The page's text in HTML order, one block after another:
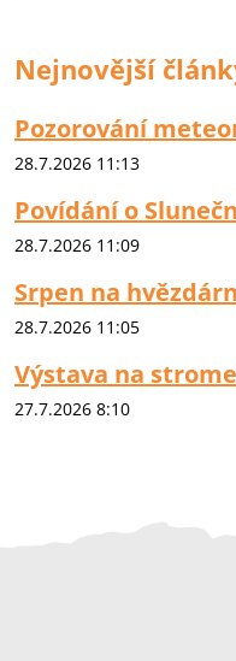
Nejnovější
Pozorování
28.7.2026 11:13
Povídání o
28.7.2026 11:09
Srpen na
28.7.2026 11:05
Výstava na
27.7.2026 8:10